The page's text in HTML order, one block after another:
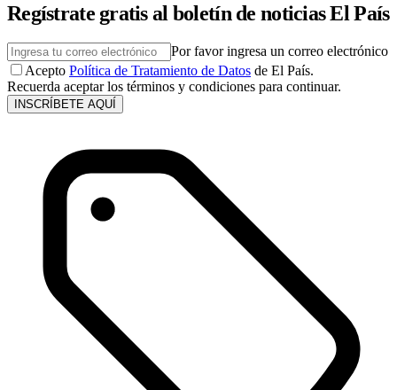
Regístrate gratis al boletín de noticias El País
Por favor ingresa un correo electrónico
Acepto Política de Tratamiento de Datos de El País.
Recuerda aceptar los términos y condiciones para continuar.
INSCRÍBETE AQUÍ